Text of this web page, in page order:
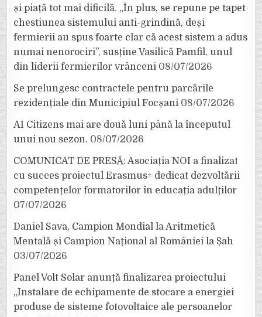
și piață tot mai dificilă. „În plus, se repune pe tapet
chestiunea sistemului anti-grindină, deși
fermierii au spus foarte clar că acest sistem a adus
numai nenorociri”, susține Vasilică Pamfil, unul
din liderii fermierilor vrânceni 08/07/2026
Se prelungesc contractele pentru parcările
rezidențiale din Municipiul Focșani 08/07/2026
AI Citizens mai are două luni până la începutul
unui nou sezon. 08/07/2026
COMUNICAT DE PRESĂ: Asociația NOI a finalizat
cu succes proiectul Erasmus+ dedicat dezvoltării
competențelor formatorilor în educația adulților
07/07/2026
Daniel Sava, Campion Mondial la Aritmetică
Mentală și Campion Național al României la Șah
03/07/2026
Panel Volt Solar anunță finalizarea proiectului
„Instalare de echipamente de stocare a energiei
produse de sisteme fotovoltaice ale persoanelor